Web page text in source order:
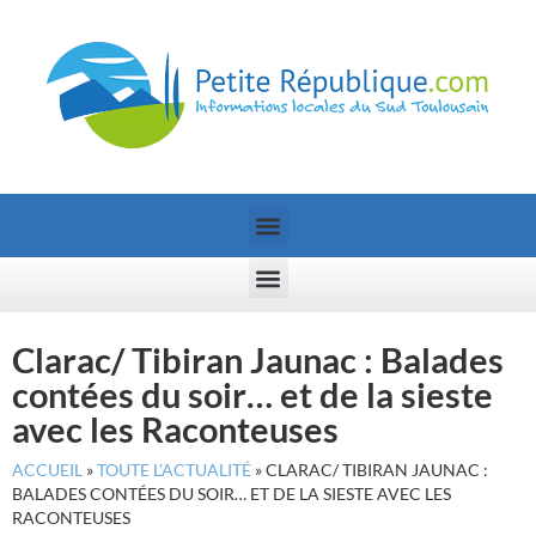
Clarac/ Tibiran Jaunac : Balades
contées du soir… et de la sieste
avec les Raconteuses
ACCUEIL »TOUTE L’ACTUALITÉ »CLARAC/ TIBIRAN JAUNAC :
BALADES CONTÉES DU SOIR… ET DE LA SIESTE AVEC LES
RACONTEUSES